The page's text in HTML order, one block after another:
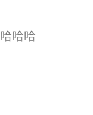
哈哈